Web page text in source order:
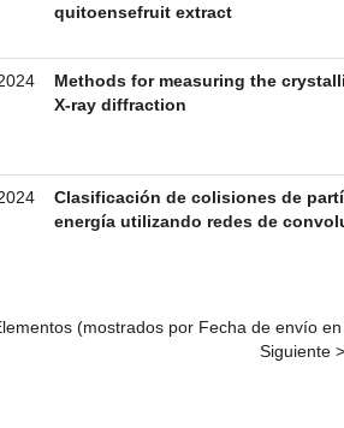
quitoensefruit extract
Methods for measuring the
X-ray diffraction
Clasificación de colisiones de
energía utilizando redes de
(mostrados por Fecha de envío
Siguiente >